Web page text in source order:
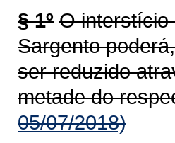
§ 1º O interstício
Sargento
ser reduzido
metade do
05/07/2018)